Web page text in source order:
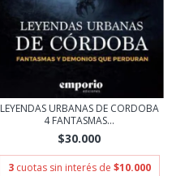
LEYENDAS URBANAS DE CORDOBA
4 FANTASMAS...
$30.000
3 cuotas sin interés de $10.000